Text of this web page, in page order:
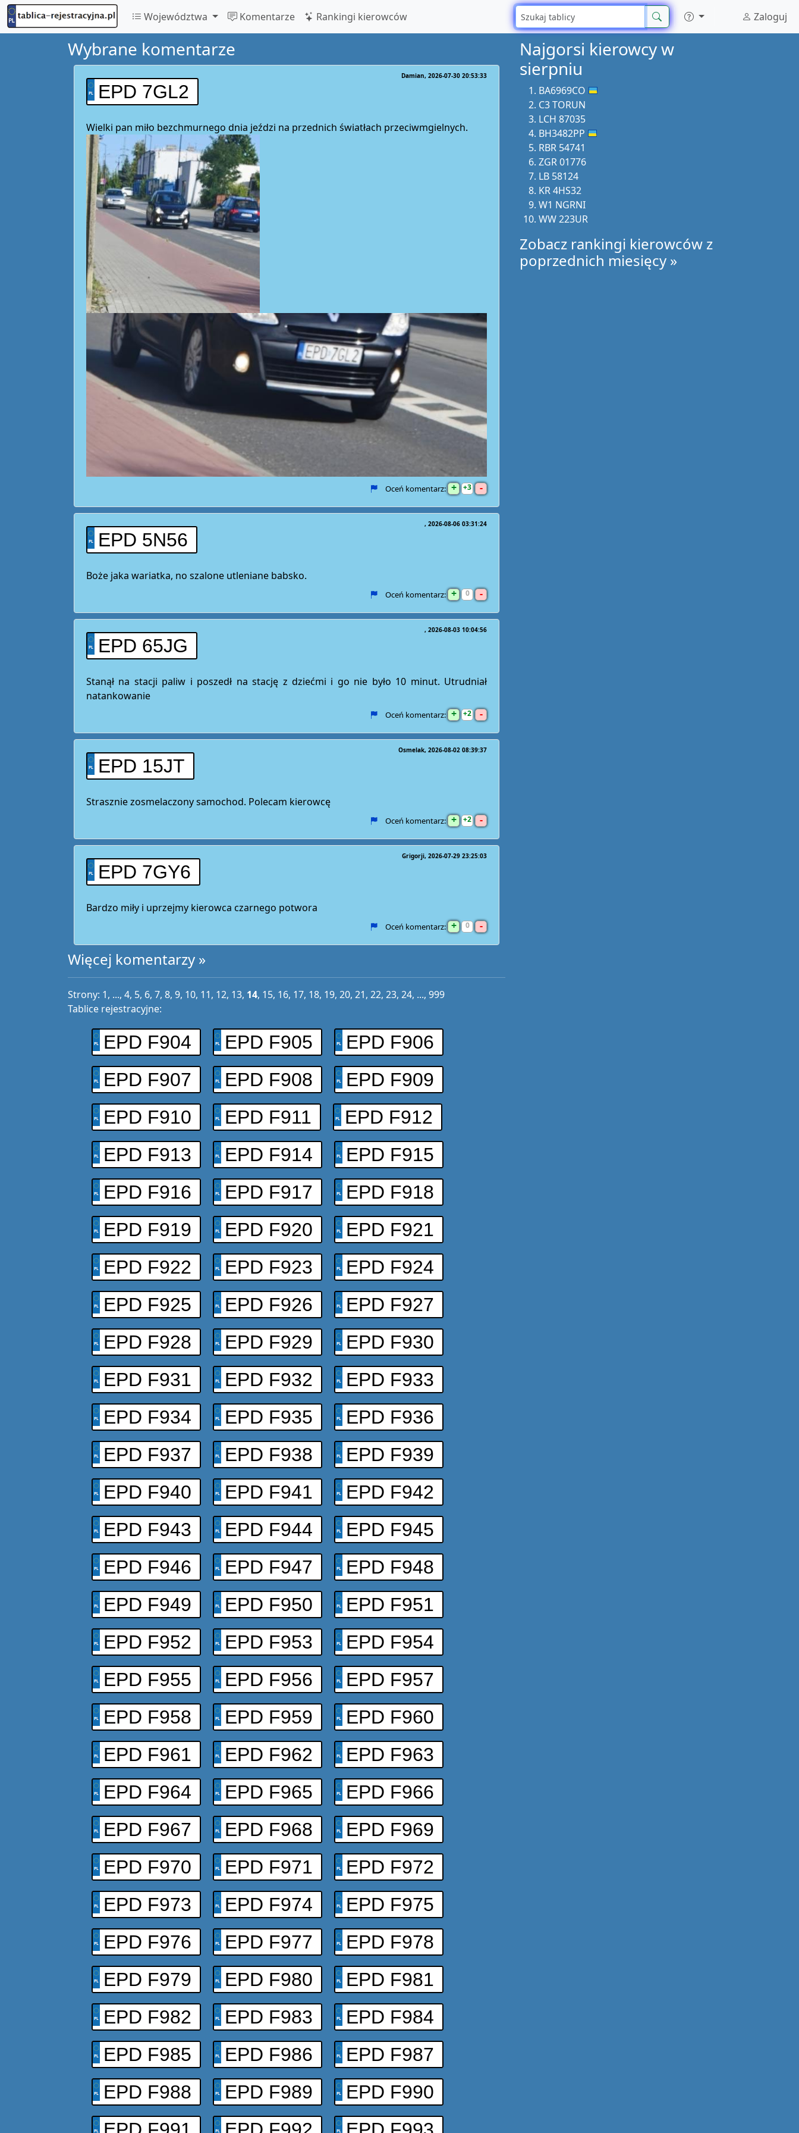
Województwa Komentarze Rankingi kierowców Zaloguj
Wybrane komentarze
EPD 7GL2
Damian 2026-07-30 20:53:33
Wielki pan miło bezchmurnego dnia jeździ na przednich światłach przeciwmgielnych.
Oceń komentarz: + 3 -
EPD 5N56
2026-08-06 03:31:24
Boże jaka wariatka, no szalone utleniane babsko.
Oceń komentarz: + 0 -
EPD 65JG
2026-08-03 10:04:56
Stanął na stacji paliw i poszedł na stację z dziećmi i go nie było 10 minut. Utrudniał
natankowanie
Oceń komentarz: + 2 -
EPD 15JT
Osmelak 2026-08-02 08:39:37
Strasznie zosmelaczony samochod. Polecam kierowcę
Oceń komentarz: + 2 -
EPD 7GY6
Grigorji 2026-07-29 23:25:03
Bardzo miły i uprzejmy kierowca czarnego potwora
Oceń komentarz: + 0 -
Więcej komentarzy »
Strony: 1, ..., 4, 5, 6, 7, 8, 9, 10, 11, 12, 13, 14, 15, 16, 17, 18, 19, 20, 21, 22, 23, 24, ..., 999
Tablice rejestracyjne:
EPD F904 EPD F905
EPD F906
EPD F907
EPD F908
EPD F909
EPD F910
EPD F911
EPD F912
EPD F913
EPD F914
EPD F915
EPD F916
EPD F917
EPD F918
EPD F919
EPD F920
EPD F921
EPD F922
EPD F923
EPD F924
EPD F925
EPD F926
EPD F927
EPD F928
EPD F929
EPD F930
EPD F931
EPD F932
EPD F933
EPD F934
EPD F935
EPD F936
EPD F937
EPD F938
EPD F939
EPD F940
EPD F941
EPD F942
EPD F943
EPD F944
EPD F945
EPD F946
EPD F947
EPD F948
EPD F949
EPD F950
EPD F951
EPD F952
EPD F953
EPD F954
EPD F955
EPD F956
EPD F957
EPD F958
EPD F959
EPD F960
EPD F961
EPD F962
EPD F963
EPD F964
EPD F965
EPD F966
EPD F967
EPD F968
EPD F969
EPD F970
EPD F971
EPD F972
EPD F973
EPD F974
EPD F975
EPD F976
EPD F977
EPD F978
EPD F979
EPD F980
EPD F981
EPD F982
EPD F983
EPD F984
EPD F985
EPD F986
EPD F987
EPD F988
EPD F989
EPD F990
Najgorsi kierowcy w
sierpniu
BA6969CO
C3 TORUN
LCH 87035
BH3482PP
RBR 54741
ZGR 01776
LB 58124
KR 4HS32
W1 NGRNI
WW 223UR
Zobacz rankingi kierowców z
poprzednich miesięcy »